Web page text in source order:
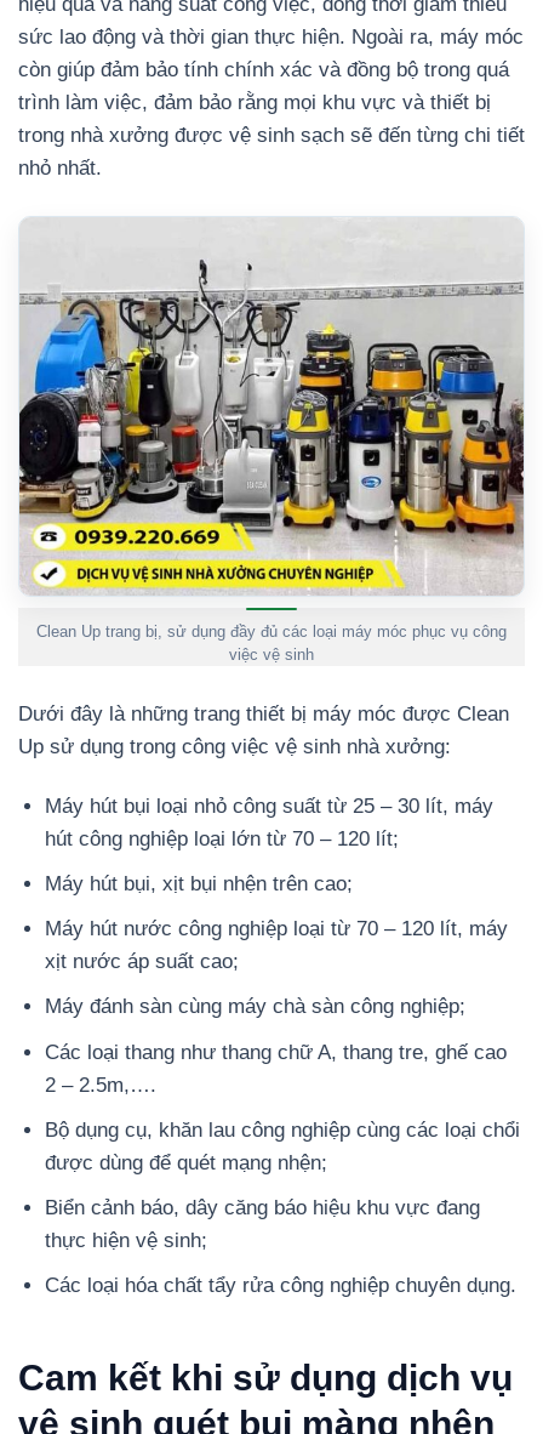
sức lao động và thời gian thực hiện. Ngoài ra, máy móc
còn giúp đảm bảo tính chính xác và đồng bộ trong quá
trình làm việc, đảm bảo rằng mọi khu vực và thiết bị
trong nhà xưởng được vệ sinh sạch sẽ đến từng chi tiết
nhỏ nhất.
Clean Up trang bị, sử dụng đầy đủ các loại máy móc phục vụ công
việc vệ sinh
Dưới đây là những trang thiết bị máy móc được Clean
Up sử dụng trong công việc vệ sinh nhà xưởng:
Máy hút bụi loại nhỏ công suất từ 25 – 30 lít, máy
hút công nghiệp loại lớn từ 70 – 120 lít;
Máy hút bụi, xịt bụi nhện trên cao;
Máy hút nước công nghiệp loại từ 70 – 120 lít, máy
xịt nước áp suất cao;
Máy đánh sàn cùng máy chà sàn công nghiệp;
Các loại thang như thang chữ A, thang tre, ghế cao
2 – 2.5m,….
Bộ dụng cụ, khăn lau công nghiệp cùng các loại chổi
được dùng để quét mạng nhện;
Biển cảnh báo, dây căng báo hiệu khu vực đang
thực hiện vệ sinh;
Các loại hóa chất tẩy rửa công nghiệp chuyên dụng.
Cam kết khi sử dụng dịch vụ
vệ sinh quét bụi màng nhện